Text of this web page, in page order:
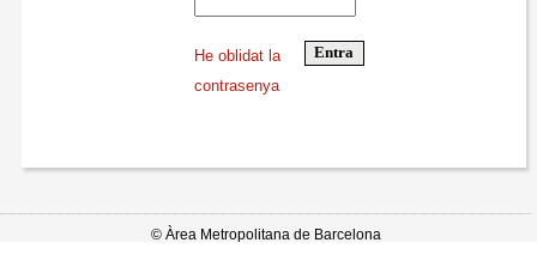
He oblidat la
contrasenya
© Àrea Metropolitana de Barcelona